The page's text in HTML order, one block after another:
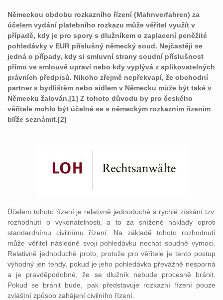
Německou obdobu rozkazního řízení (Mahnverfahren) za
účelem vydání platebního rozkazu může věřitel využít v
případě, kdy je pro spory s dlužníkem o zaplacení peněžité
pohledávky v EUR příslušný německý soud. Nejčastěji se
jedná o případy, kdy si smluvní strany soudní příslušnost
přímo ve smlouvě upraví nebo kdy vyplývá z aplikovatelných
právních předpisů. Nikoho zřejmě nepřekvapí, že obchodní
partner s bydlištěm nebo sídlem v Německu může být také v
Německu žalován.[1] Z tohoto důvodu by pro českého
věřitele mohlo být účelné se s německým rozkazním řízením
blíže seznámit.[2]
Účelem tohoto řízení je relativně jednoduché a rychlé získání tzv.
rozhodnutí o vykonatelnosti, a to za snížené náklady oproti
standardnímu civilnímu řízení. Na základě tohoto rozhodnutí
může věřitel následně svoji pohledávku nechat soudně vymoci.
Relativně jednoduché proto, protože pro věřitele je tento postup
výhodný jen tehdy, pokud je jeho pohledávka převážně nesporná
a je pravděpodobné, že se dlužník nebude procesně bránit.
Pokud se bránit bude, pak představuje rozkazní řízení pouze
zvláštní způsob zahájení civilního řízení.